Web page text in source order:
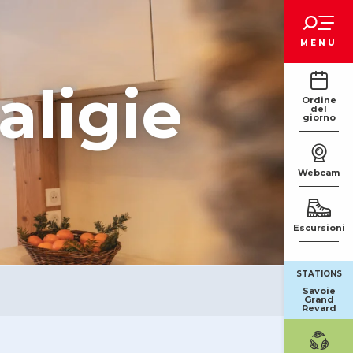
MENU
Ordine
del
giorno
Webcam
Escursioni
STATIONS
Savoie
Grand
Revard